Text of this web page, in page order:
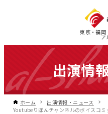
東京・福岡
ア
出演情
ホーム
出演情報・ニュース